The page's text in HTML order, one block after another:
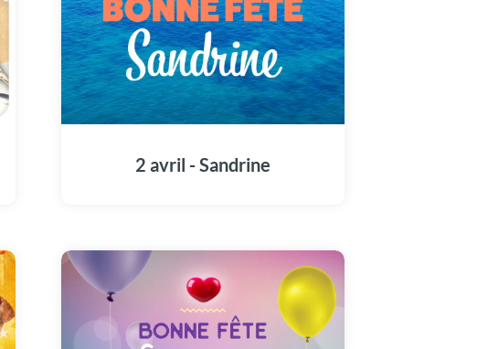
2 avril - Sandrine
Faites du 2 avril un moment mémorable avec